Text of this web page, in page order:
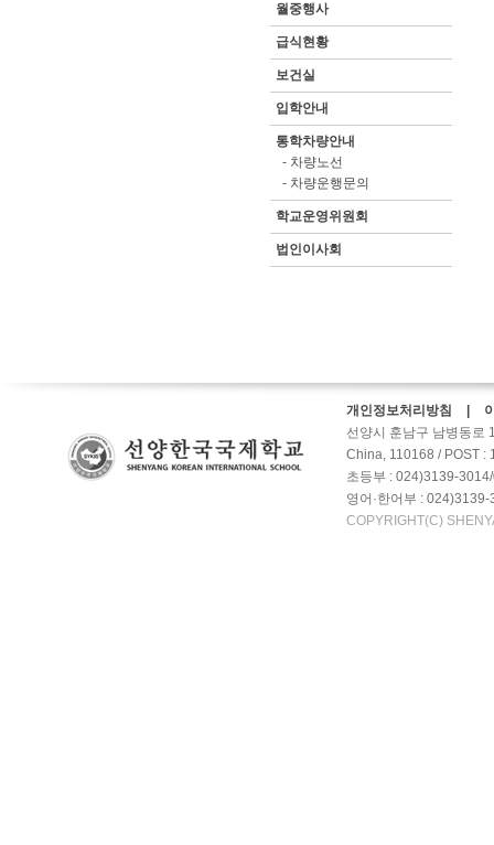
월중행사
급식현황
보건실
입학안내
통학차량안내
- 차량노선
- 차량운행문의
학교운영위원회
법인이사회
개인정보처리방침 |
선양시 훈남구 남병동로
China, 110168 / POST :
초등부 : 024)3139-
영어·한어부 :
COPYRIGHT(C)